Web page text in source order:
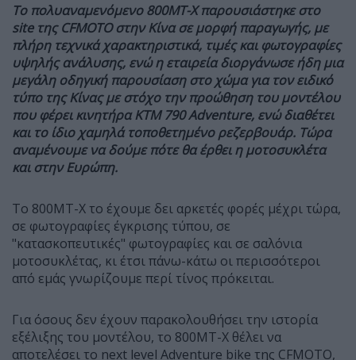
To πολυαναμενόμενο800MT-Xπαρουσιάστηκε στο
site τηςCFMOTOστην Κίνα σε μορφή παραγωγής, με
πλήρη τεχνικά χαρακτηριστικά, τιμές και φωτογραφίες
υψηλής ανάλυσης, ενώ η εταιρεία διοργάνωσε ήδη μια
μεγάλη οδηγική παρουσίαση στο χώμα για τον ειδικό
τύπο της Κίνας με στόχο την προώθηση του μοντέλου
που φέρει κινητήρα KTM 790 Adventure, ενώ διαθέτει
και το ίδιο χαμηλά τοποθετημένο ρεζερβουάρ. Τώρα
αναμένουμε να δούμε πότε θα έρθει η μοτοσυκλέτα
και στην Ευρώπη.
Το 800MT-X το έχουμε δει αρκετές φορές μέχρι τώρα,
σε φωτογραφίες έγκρισης τύπου, σε
"κατασκοπευτικές" φωτογραφίες και σε σαλόνια
μοτοσυκλέτας, κι έτσι πάνω-κάτω οι περισσότεροι
από εμάς γνωρίζουμε περί τίνος πρόκειται.
Για όσους δεν έχουν παρακολουθήσει την ιστορία
εξέλιξης του μοντέλου, το 800MT-X θέλει να
αποτελέσει το next level Adventure bike της CFMOTO,